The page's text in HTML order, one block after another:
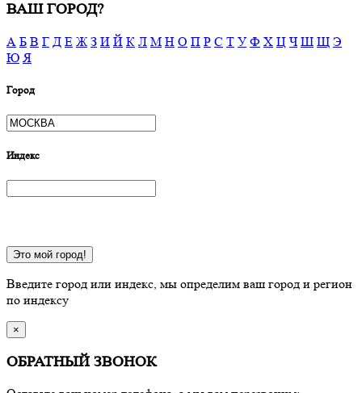
ВАШ ГОРОД?
А Б В Г Д Е Ж З И Й К Л М Н О П Р С Т У Ф Х Ц Ч Ш Щ Э
Ю Я
Город
Индекс
Это мой город!
Введите город или индекс, мы определим ваш город и регион
по индексу
×
ОБРАТНЫЙ ЗВОНОК